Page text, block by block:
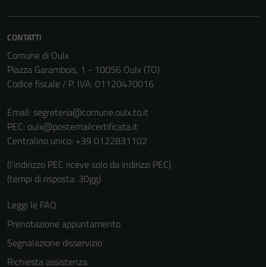
CONTATTI
Comune di Oulx
Piazza Garambois, 1 - 10056 Oulx (TO)
Codice fiscale / P. IVA: 01120470016
Email: segreteria@comune.oulx.to.it
PEC: oulx@postemailcertificata.it
Centralino unico: +39 0122831102
(l'indirizzo PEC riceve solo da indirizzi PEC)
(tempi di risposta: 30gg)
Leggi le FAQ
Prenotazione appuntamento
Segnalazione disservizio
Richiesta assistenza
Questi cookie
del sito e non
possono
informazioni